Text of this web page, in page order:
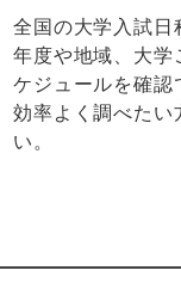
全国の大学入試日
年度や地域、大学
ケジュールを確認
効率よく調べたい
い。